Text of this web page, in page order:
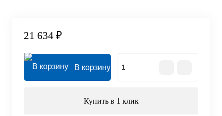
21 634 ₽
В корзину
Купить в 1 клик